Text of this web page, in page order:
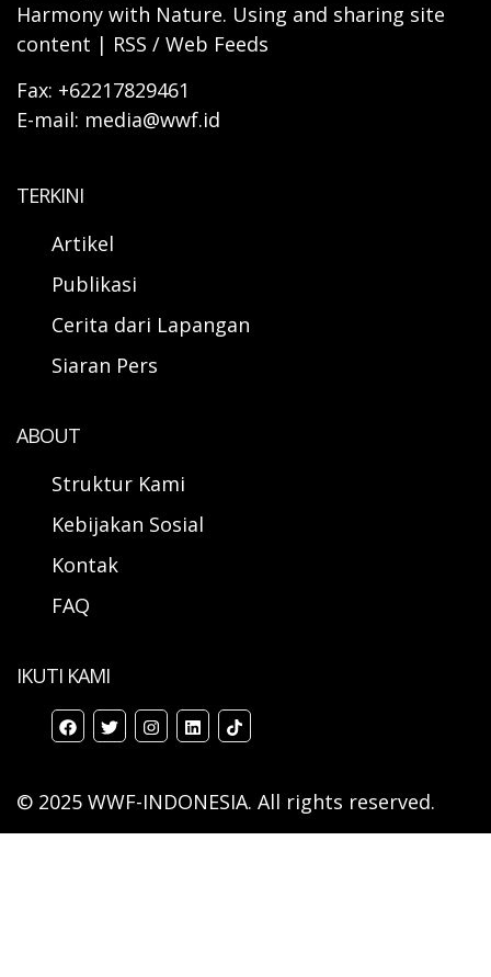
Harmony with Nature. Using and sharing site
content | RSS / Web Feeds
Fax: +62217829461
E-mail: media@wwf.id
TERKINI
Artikel
Publikasi
Cerita dari Lapangan
Siaran Pers
ABOUT
Struktur Kami
Kebijakan Sosial
Kontak
FAQ
IKUTI KAMI
© 2025 WWF-INDONESIA. All rights reserved.